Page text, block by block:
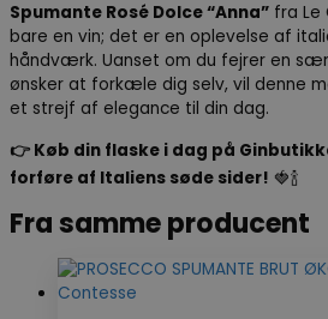
Spumante Rosé Dolce “Anna” fra Le
bare en vin; det er en oplevelse af
håndværk. Uanset om du fejrer en
ønsker at forkæle dig selv, vil denne
et strejf af elegance til din dag.
👉 Køb din flaske i dag på
forføre af Italiens søde sider! 🍓🍾
Fra samme producent